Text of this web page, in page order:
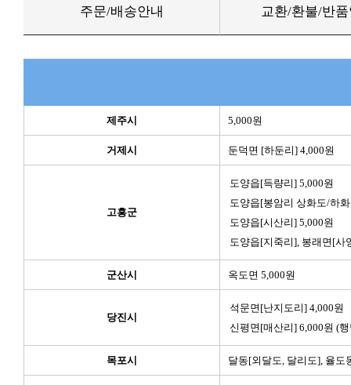
주문/배송안내 교환/환불/반
제주시 5,000원
거제시 둔덕면 [하둔리] 4,000원
고흥군
도양읍[득량리] 5,000원
도양읍[봉암리 상화도/하
도양읍[시산리] 5,000원
도양읍[지죽리], 봉래면[사
군산시 옥도면 5,000원
당진시
석문면[난지도리] 4,000원
신평면[매산리] 6,000원 (
목포시 달동[외달도, 달리도], 율도